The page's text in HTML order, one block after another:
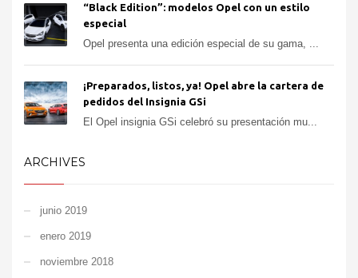
“Black Edition”: modelos Opel con un estilo
especial
Opel presenta una edición especial de su gama, ...
¡Preparados, listos, ya! Opel abre la cartera de
pedidos del Insignia GSi
El Opel insignia GSi celebró su presentación mu...
ARCHIVES
junio 2019
enero 2019
noviembre 2018